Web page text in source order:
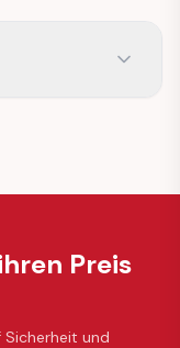
Preis
Sicherheit und